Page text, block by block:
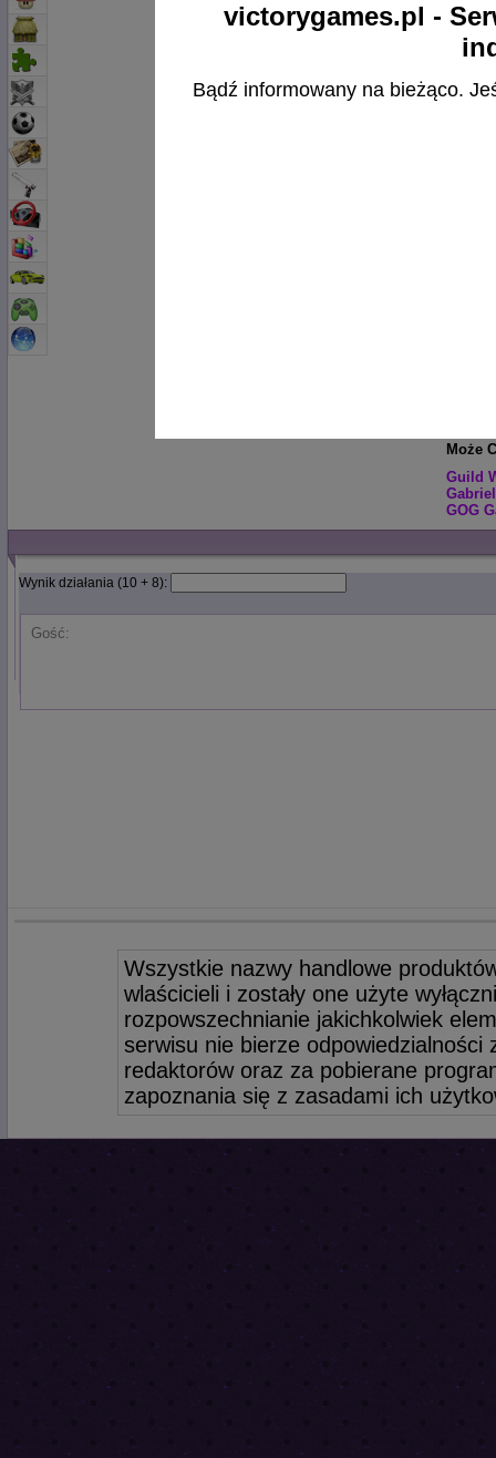
Dla
Może
Guild
GOG
Wynik działania (10 + 8):
Gość:
Wszystkie nazwy handlowe
wlaścicieli i zostały one użyte
rozpowszechnianie jakichkolwiek
serwisu nie bierze odpowiedzialności
redaktorów oraz za pobierane
zapoznania się z zasadami ich
victorygames.pl -
Bądź informowany na bieżąco.